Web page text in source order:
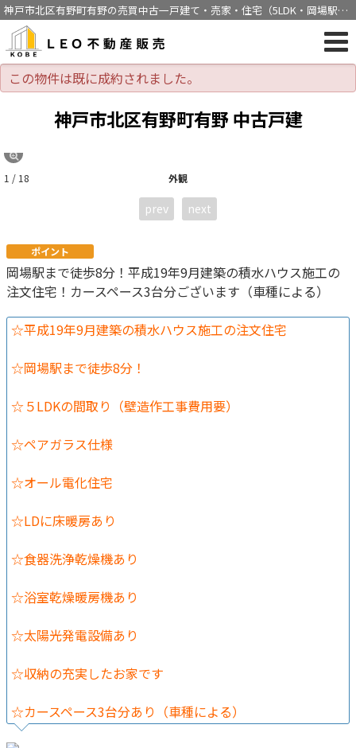
神戸市北区有野町有野の売買中古一戸建て・売家・住宅（5LDK・岡場駅徒
歩8分）[1139]
この物件は既に成約されました。
神戸市北区有野町有野 中古戸建
外観
1 / 18
prev next
ポイント
岡場駅まで徒歩8分！平成19年9月建築の積水ハウス施工の
注文住宅！カースペース3台分ございます（車種による）
☆平成19年9月建築の積水ハウス施工の注文住宅
☆岡場駅まで徒歩8分！
☆５LDKの間取り（壁造作工事費用要）
☆ペアガラス仕様
☆オール電化住宅
☆LDに床暖房あり
☆食器洗浄乾燥機あり
☆浴室乾燥暖房機あり
☆太陽光発電設備あり
☆収納の充実したお家です
☆カースペース3台分あり（車種による）